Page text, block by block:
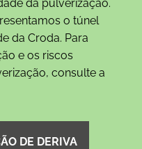
da pulverização.
o túnel
da Croda. Para
e os riscos
consulte a
DE DERIVA